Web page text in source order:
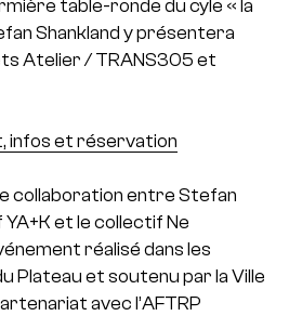
table-ronde du cyle « la
Shankland y présentera
Atelier / TRANS305 et
infos et réservation
collaboration entre Stefan
et le collectif Ne
réalisé dans les
Plateau et soutenu par la Ville
avec l’AFTRP